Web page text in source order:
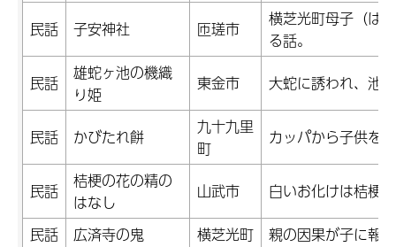
民話
子安神社 匝瑳市
横芝光町母子（は
る話。
民話
雄蛇ヶ池の機織
り姫
東金市 大蛇に誘われ、池
民話 かびたれ餅
九十九里
町
カッパから子供を
民話
桔梗の花の精の
はなし
山武市
白いお化けは桔梗
民話
広済寺の鬼 横芝光町
親の因果が子に報